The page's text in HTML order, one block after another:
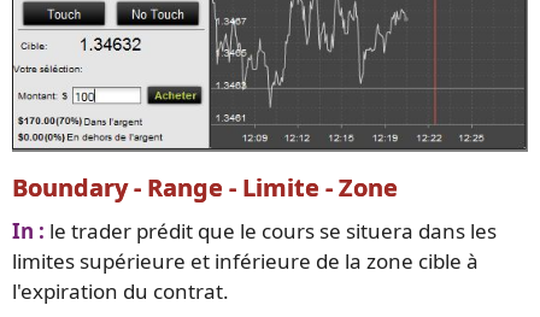
Boundary - Range - Limite - Zone
In : le trader prédit que le cours se situera dans les
limites supérieure et inférieure de la zone cible à
l'expiration du contrat.